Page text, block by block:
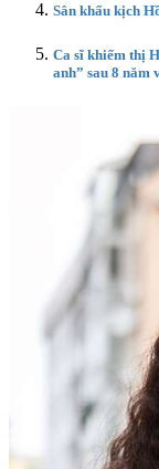
Sân khấu kịch
Ca sĩ khiếm thị
anh” sau 8 năm